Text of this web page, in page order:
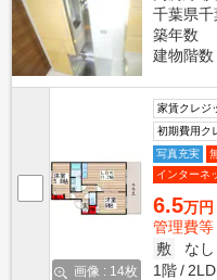
千葉県
築年数
建物階数
画像 : 14枚
家賃クレジ
初期費用ク
写真充実
インターネ
6.5万円
管理費
敷
なし
1階